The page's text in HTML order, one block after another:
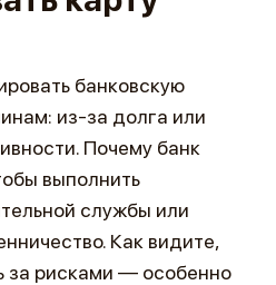
банковскую
из-за долга или
Почему банк
выполнить
службы или
Как видите,
за рисками — особенно